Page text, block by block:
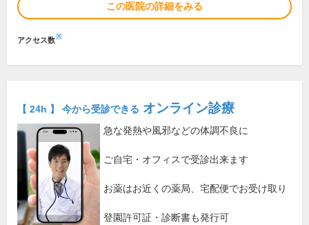
この医院の詳細をみる
アクセス数※
【 24h 】 今から受診できる オンライン診療
急な発熱や風邪などの体調不良に
ご自宅・オフィスで受診出来ます
お薬はお近くの薬局、宅配便でお受け取り
登園許可証・診断書も発行可